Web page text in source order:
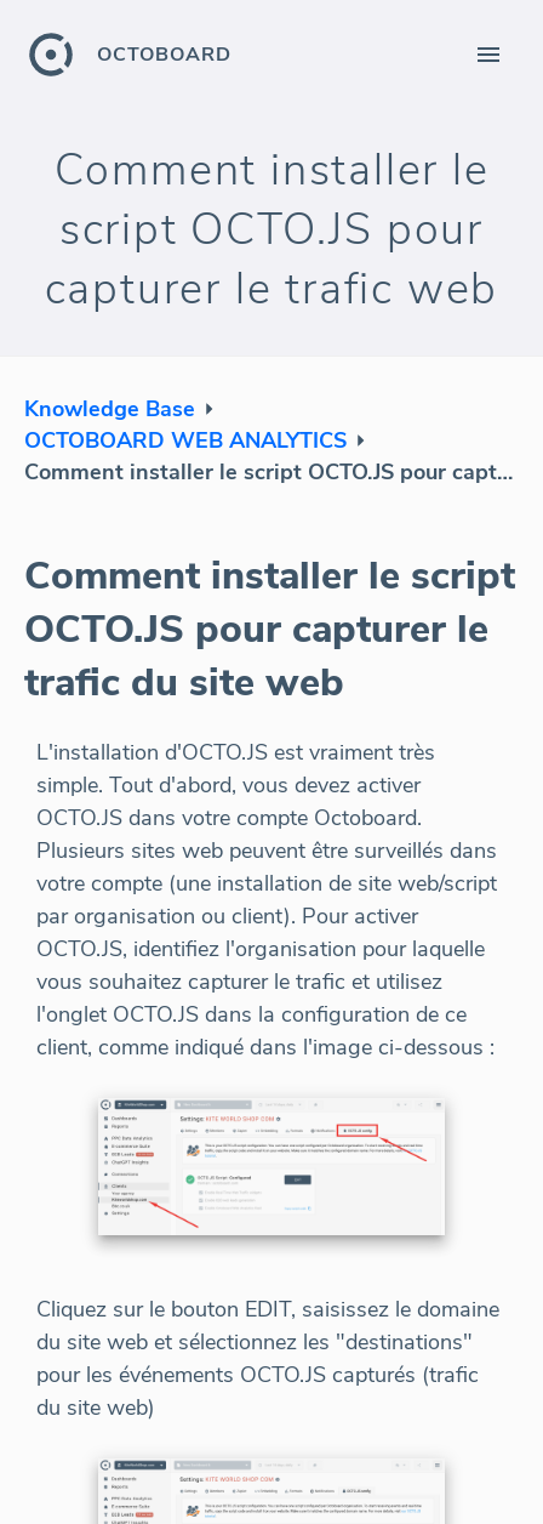
OCTOBOARD
Comment installer le
script OCTO.JS pour
capturer le trafic web
Knowledge Base
OCTOBOARD WEB ANALYTICS
Comment installer le script OCTO.JS pour capturer le trafic web
Comment installer le script
OCTO.JS pour capturer le
trafic du site web
L'installation d'OCTO.JS est vraiment très
simple. Tout d'abord, vous devez activer
OCTO.JS dans votre compte Octoboard.
Plusieurs sites web peuvent être surveillés dans
votre compte (une installation de site web/script
par organisation ou client). Pour activer
OCTO.JS, identifiez l'organisation pour laquelle
vous souhaitez capturer le trafic et utilisez
l'onglet OCTO.JS dans la configuration de ce
client, comme indiqué dans l'image ci-dessous :
Cliquez sur le bouton EDIT, saisissez le domaine
du site web et sélectionnez les "destinations"
pour les événements OCTO.JS capturés (trafic
du site web)